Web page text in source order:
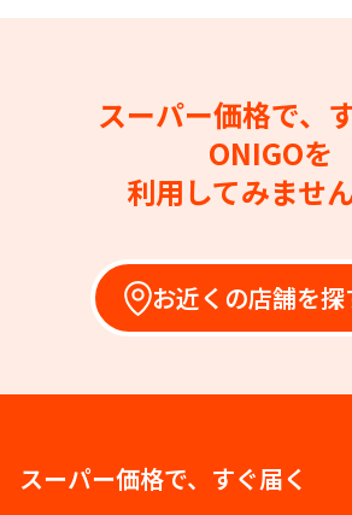
スーパー価格で、
ONIGOを
利用してみませ
お近くの店舗を探
スーパー価格で、すぐ届く